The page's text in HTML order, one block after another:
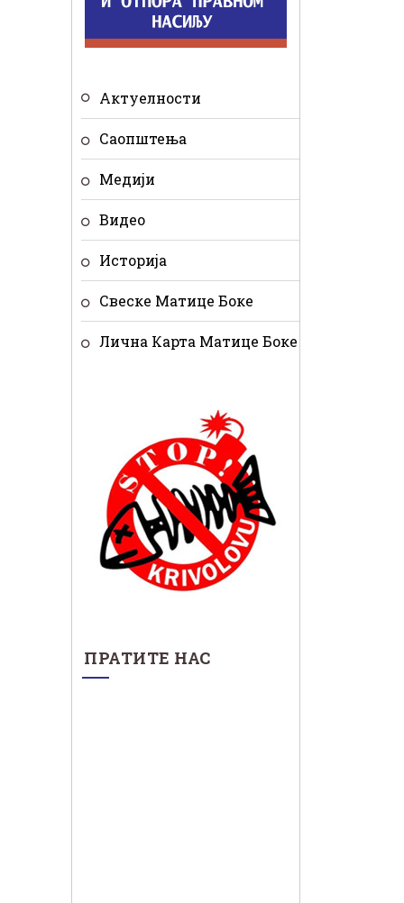
Актуелности
Саопштења
Медији
Видео
Историја
Свеске Матице Боке
Лична Карта Матице Боке
ПРАТИТЕ НАС